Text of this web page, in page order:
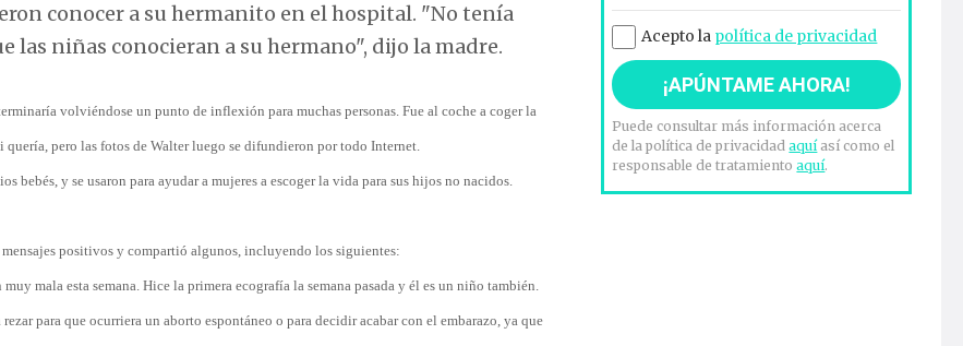
conocer a su hermanito en el hospital. "No tenía
niñas conocieran a su hermano", dijo la madre.
volviéndose un punto de inflexión para muchas personas. Fue al coche a coger la
pero las fotos de Walter luego se difundieron por todo Internet.
bebés, y se usaron para ayudar a mujeres a escoger la vida para sus hijos no nacidos.
positivos y compartió algunos, incluyendo los siguientes:
mala esta semana. Hice la primera ecografía la semana pasada y él es un niño también.
rezar para que ocurriera un aborto espontáneo o para decidir acabar con el embarazo, ya que
Acepto la política de privacidad
Puede consultar más información acerca
de la política de privacidadaquíasí como el
responsable de tratamientoaquí.